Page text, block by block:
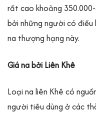
rất cao khoảng
bởi những người có điều
na thượng hạng này.
Giá na bởi Liên Khê
Loại na liên Khê có
người tiêu dùng ở các